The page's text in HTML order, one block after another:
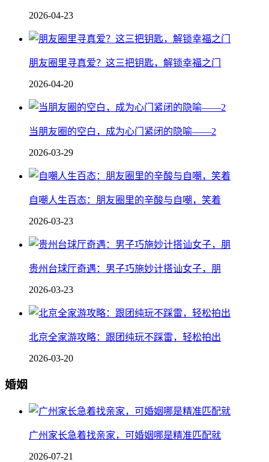
2026-04-23
朋友圈里寻真爱？这三把钥匙，解锁幸福之门
2026-04-20
当朋友圈的空白，成为心门紧闭的隐喻——2
2026-03-29
自嘲人生百态：朋友圈里的辛酸与自嘲，笑着
2026-03-23
贵州台球厅奇遇：男子巧施妙计搭讪女子，朋
2026-03-23
北京全家游攻略：跟团纯玩不踩雷，轻松拍出
2026-03-20
婚姻
广州家长急着找亲家，可婚姻哪是精准匹配就
2026-07-21